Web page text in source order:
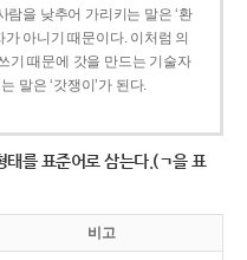
람을 낮추어 가리키는 말은 ‘환
아니기 때문이다. 이처럼 의
기 때문에 갓을 만드는 기술자
말은 ‘갓쟁이’가 된다.
태를 표준어로 삼는다.(ㄱ을 표
비고